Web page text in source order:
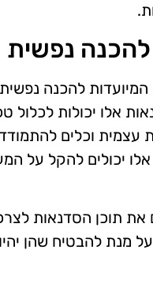
נפשית
להכנה נפשית
אלו יכולות לכלול
עצמית וכלים
יכולים להקל על
תוכן הסדנאות
מנת להבטיח שהן יהיו